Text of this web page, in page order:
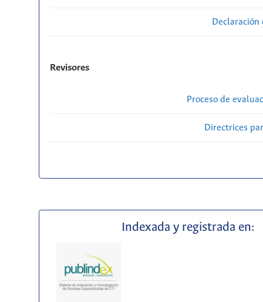
Revisores
Proceso de
Directrices
Indexada y registrada en: